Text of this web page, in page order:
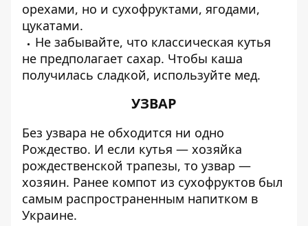
орехами, но и сухофруктами, ягодами,
цукатами.
Не забывайте, что классическая кутья
не предполагает сахар. Чтобы каша
получилась сладкой, используйте мед.
УЗВАР
Без узвара не обходится ни одно
Рождество. И если кутья — хозяйка
рождественской трапезы, то узвар —
хозяин. Ранее компот из сухофруктов был
самым распространенным напитком в
Украине.